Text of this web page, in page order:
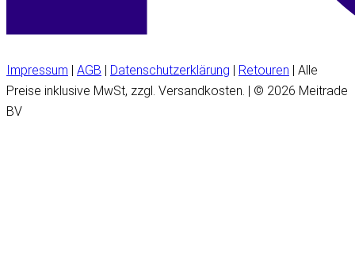
Impressum AGB Datenschutzerklärung Retouren | Alle
Preise inklusive MwSt, zzgl. Versandkosten. | © 2026 Meitrade
BV